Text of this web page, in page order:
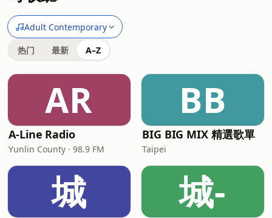
Adult Contemporary
热门 最新 A–Z
AR
A-Line Radio
Yunlin County · 98.9 FM
BB
BIG BIG MIX 精選歌單
Taipei
城 城-